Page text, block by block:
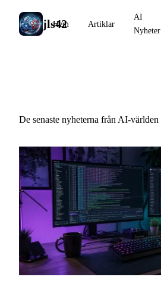
jls42
Hem Artiklar
AI
Nyheter
De senaste nyheterna från AI-världen